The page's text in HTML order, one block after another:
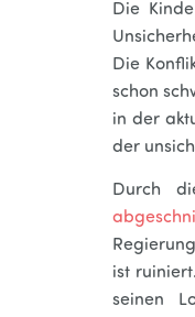
Die
Die
schon
in der
der
Durch
ist
seinen